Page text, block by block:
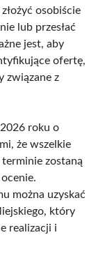
osobiście
lub przesłać
jest, aby
ofertę,
związane z
roku o
że wszelkie
zostaną
można uzyskać
który
realizacji i